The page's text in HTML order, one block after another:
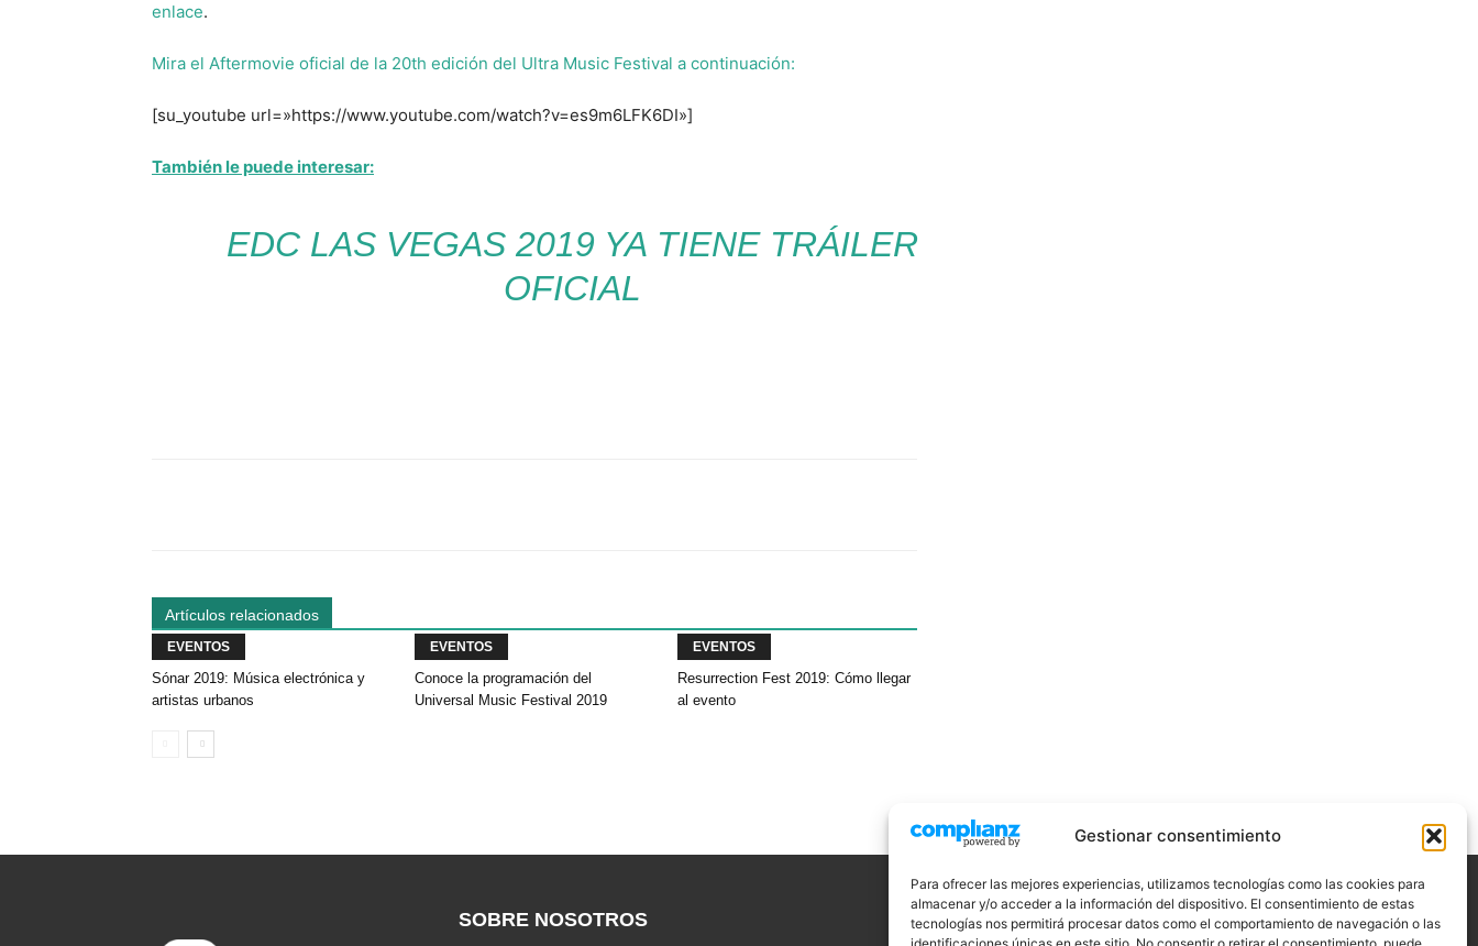
Gestionar consentimiento
Para ofrecer las mejores experiencias, utilizamos tecnologías como las cookies para
almacenar y/o acceder a la información del dispositivo. El consentimiento de estas
tecnologías nos permitirá procesar datos como el comportamiento de navegación o las
enlace.
Mira el Aftermovie oficial de la 20th edición del Ultra Music Festival a continuación:
[su_youtube url=»https://www.youtube.com/watch?v=es9m6LFK6DI»]
También le puede interesar:
EDC LAS VEGAS 2019 YA TIENE TRÁILER
OFICIAL
Artículos relacionados
EVENTOS
Sónar 2019: Música electrónica y
artistas urbanos
EVENTOS
Conoce la programación del
Universal Music Festival 2019
EVENTOS
Resurrection Fest 2019: Cómo llegar
al evento
SOBRE NOSOTROS SÍGUENOS